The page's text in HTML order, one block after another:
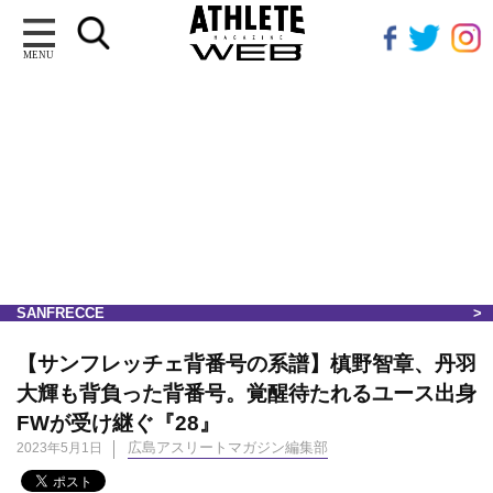
MENU
SANFRECCE
【サンフレッチェ背番号の系譜】槙野智章、丹羽
大輝も背負った背番号。覚醒待たれるユース出身
FWが受け継ぐ『28』
2023年5月1日 広島アスリートマガジン編集部